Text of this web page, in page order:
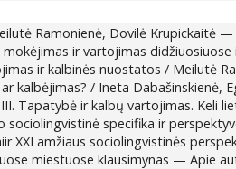
Ramonienė, Dovilė Krupickaitė
ir vartojimas
ir kalbinės nuostatos / Meilutė
ar kalbėjimas? / Ineta
Tapatybė ir kalbų vartojimas. Keli
sociolingvistinė specifika ir
XXI amžiaus sociolingvistinės
miestuose klausimynas — Apie